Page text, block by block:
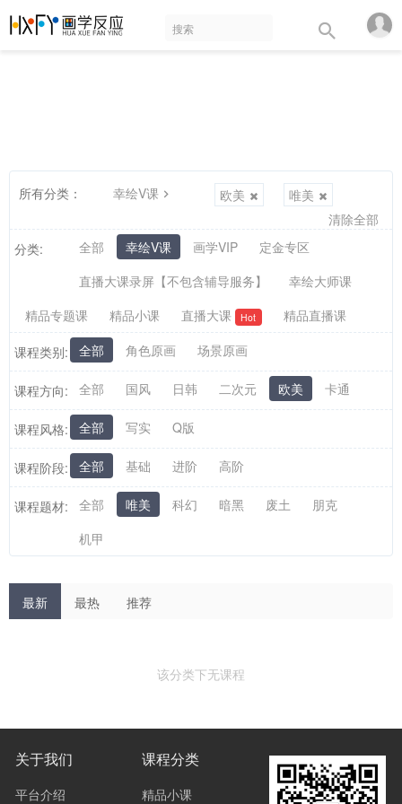
所有分类： 幸绘V课 欧美
唯美
清除全部
分类:
全部 幸绘V课 画学VIP
定金专区
直播大课录屏【不包含辅导服务】
幸绘大师课
精品专题课
精品小课 直播大课 Hot 精品直播课
课程类别: 全部 角色原画 场景原画
课程方向: 全部 国风 日韩 二次元 欧美 卡通
课程风格: 全部 写实 Q版
课程阶段: 全部 基础 进阶 高阶
课程题材: 全部 唯美 科幻 暗黑 废土
朋克
机甲
最新 最热 推荐
该分类下无课程
关于我们
平台介绍
课程分类
精品小课